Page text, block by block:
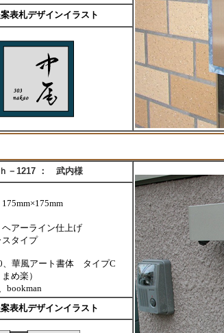
表札デザインイラスト
－1217 ： 武内様
アーライン仕上げ
タイプ
華風アート書体 タイプC
まめ楽）
表札デザインイラスト